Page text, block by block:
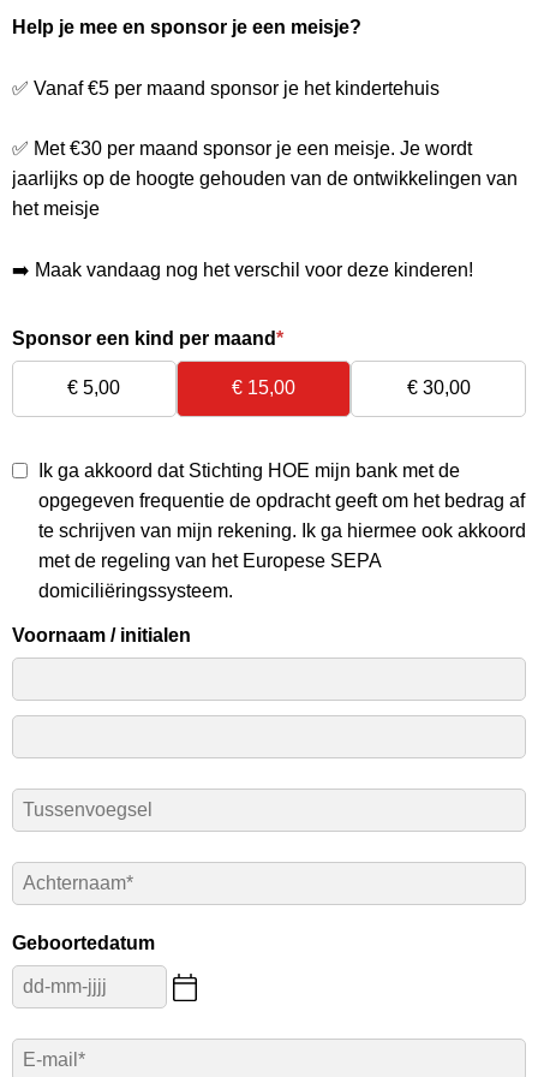
Skip
content
Help je mee en sponsor je een meisje?
✅ Vanaf €5 per maand sponsor je het kindertehuis
✅ Met €30 per maand sponsor je een meisje. Je wordt
jaarlijks op de hoogte gehouden van de ontwikkelingen van
het meisje
➡️ Maak vandaag nog het verschil voor deze kinderen!
Sponsor een kind per maand*
€ 5,00 € 15,00 € 30,00
Ik ga akkoord dat Stichting HOE mijn bank met de
opgegeven frequentie de opdracht geeft om het bedrag af
te schrijven van mijn rekening. Ik ga hiermee ook akkoord
met de regeling van het Europese SEPA
domiciliëringssysteem.
Voornaam / initialen
Tussenvoegsel
Achternaam*
Geboortedatum
E-